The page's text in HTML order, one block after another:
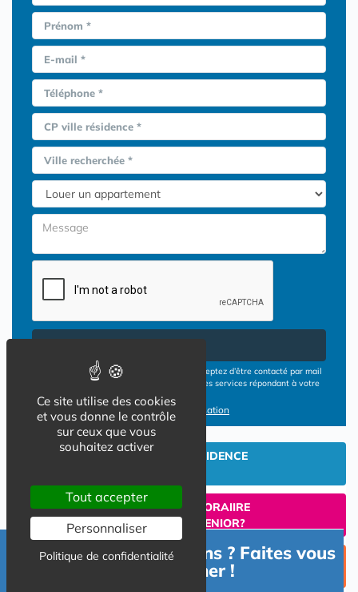
Prénom *
E-mail *
Téléphone *
CP ville résidence *
Ville recherchée *
En cliquant sur le bouton ENVOYER vous acceptez d’être contacté par mail
ou téléphone par les opérateurs de résidences services répondant à votre
demande
Conditions d'utilisation
INVESTIR EN RESIDENCE
UN SEJOUR TEMPORAIIRE
EN RESIDENCE SENIOR?
TROUVER UNE PLACE
EN RESIDENCE SENIOR
Besoin d'informations ? Faites vous
accompagner !
Ce site utilise des cookies
et vous donne le contrôle
sur ceux que vous
souhaitez activer
Tout accepter
Personnaliser
Politique de confidentialité